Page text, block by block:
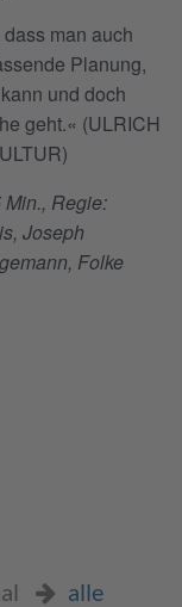
man auch
Planung,
und doch
geht.« (ULRICH
Regie:
Joseph
Folke
alle